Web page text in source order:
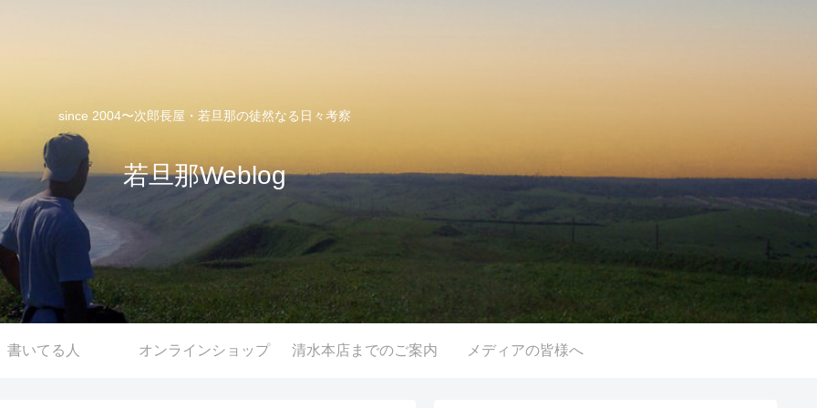
since 2004〜次郎長屋・若旦那の徒然なる日々考察
若旦那Weblog
書いてる人 オンラインショップ 清水本店までのご案内 メディアの皆様へ